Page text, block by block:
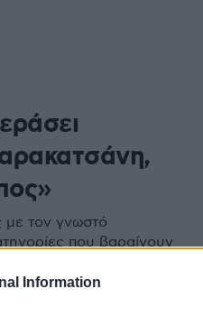
Information
με τον γνωστό
που βαραίνουν